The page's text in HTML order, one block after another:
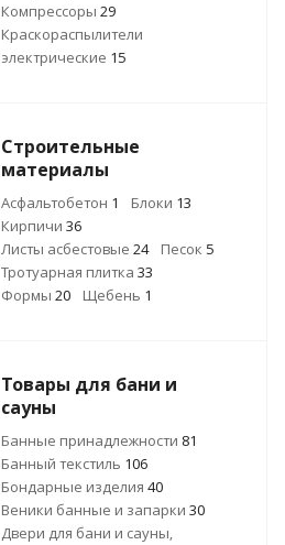
Компрессоры 29
Краскораспылители
электрические 15
Строительные
материалы
Асфальтобетон 1 Блоки 13
Кирпичи 36
Листы асбестовые 24 Песок 5
Тротуарная плитка 33
Формы 20 Щебень 1
Товары для бани и
сауны
Банные принадлежности 81
Банный текстиль 106
Бондарные изделия 40
Веники банные и запарки 30
Двери для бани и сауны,